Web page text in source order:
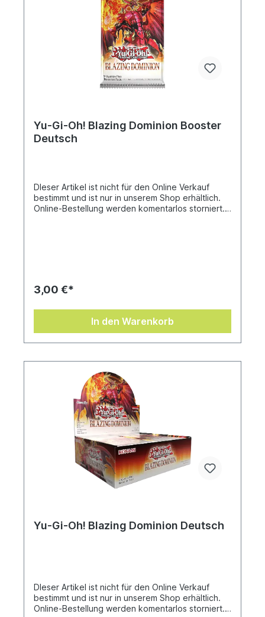
Yu-Gi-Oh! Blazing Dominion Booster
Deutsch
DIeser Artikel ist nicht für den Online Verkauf
bestimmt und ist nur in unserem Shop erhältlich.
Online-Bestellung werden komentarlos storniert.
3,00 €*
In den Warenkorb
Yu-Gi-Oh! Blazing Dominion Deutsch
DIeser Artikel ist nicht für den Online Verkauf
bestimmt und ist nur in unserem Shop erhältlich.
Online-Bestellung werden komentarlos storniert.